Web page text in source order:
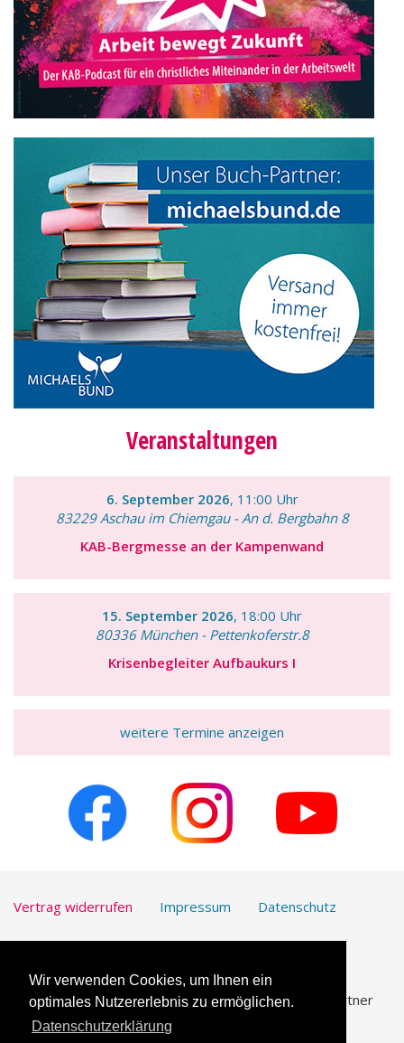
Wir verwenden Cookies, um Ihnen ein
optimales Nutzererlebnis zu ermöglichen.
Datenschutzerklärung
Veranstaltungen
6. September 2026, 11:00 Uhr
83229 Aschau im Chiemgau - An d. Bergbahn 8
KAB-Bergmesse an der Kampenwand
15. September 2026, 18:00 Uhr
80336 München - Pettenkoferstr.8
Krisenbegleiter Aufbaukurs I
weitere Termine anzeigen
Vertrag widerrufen Impressum Datenschutz
UmfrageOnline.com ist unser vertrauenswürdiger Partner
für dieErstellung von Online-Umfragen